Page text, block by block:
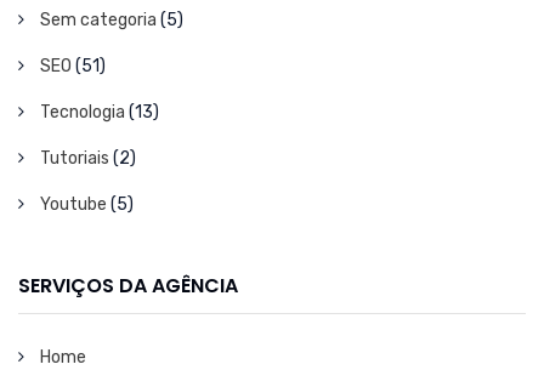
Sem categoria (5)
SEO (51)
Tecnologia (13)
Tutoriais (2)
Youtube (5)
SERVIÇOS DA AGÊNCIA
Home